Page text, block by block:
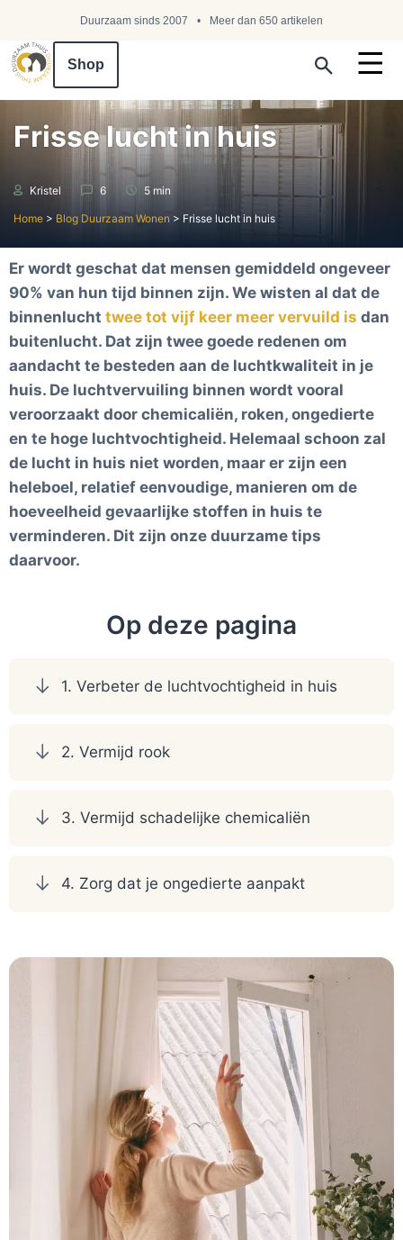
Duurzaam sinds 2007 Meer dan 650 artikelen
Shop
Frisse lucht in huis
Kristel 6 5 min
Home > Blog Duurzaam Wonen > Frisse lucht in huis
Er wordt geschat dat mensen gemiddeld ongeveer
90% van hun tijd binnen zijn. We wisten al dat de
binnenlucht twee tot vijf keer meer vervuild is dan
buitenlucht. Dat zijn twee goede redenen om
aandacht te besteden aan de luchtkwaliteit in je
huis. De luchtvervuiling binnen wordt vooral
veroorzaakt door chemicaliën, roken, ongedierte
en te hoge luchtvochtigheid. Helemaal schoon zal
de lucht in huis niet worden, maar er zijn een
heleboel, relatief eenvoudige, manieren om de
hoeveelheid gevaarlijke stoffen in huis te
verminderen. Dit zijn onze duurzame tips
daarvoor.
Op deze pagina
1. Verbeter de luchtvochtigheid in huis
2. Vermijd rook
3. Vermijd schadelijke chemicaliën
4. Zorg dat je ongedierte aanpakt